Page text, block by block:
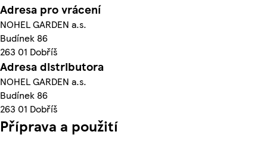
Adresa pro vrácení
NOHEL GARDEN a.s.
Budínek 86
263 01 Dobříš
Adresa distributora
NOHEL GARDEN a.s.
Budínek 86
263 01 Dobříš
Příprava a použití